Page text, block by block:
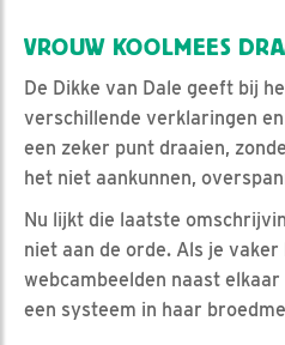
VROUW KOOLMEES
De Dikke van Dale geeft bij
verschillende verklaringen
een zeker punt draaien,
het niet aankunnen,
Nu lijkt die laatste
niet aan de orde. Als je
webcambeelden naast
een systeem in haar